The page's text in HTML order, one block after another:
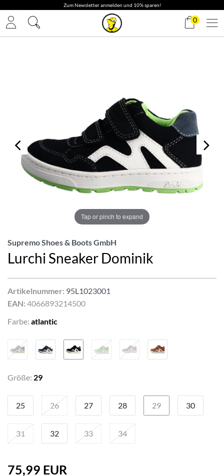
✓ Gratis Versand
0
Tap or pinch to expand
Supremo Shoes & Boots GmbH
Lurchi Sneaker Dominik
Artikelnummer: 95L1023001
EAN: 4066893214500
Farbe: atlantic
Größe: 29
25 26 27 28 29 30
31 32 33 34
75,99 EUR